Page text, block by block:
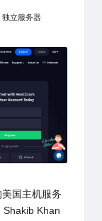
,独立服务器
国主机服务
Shakib Khan